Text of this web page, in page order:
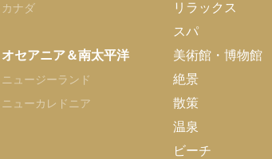
カナダ
オセアニア＆南太平洋
ニュージーランド
ニューカレドニア
リラックス
スパ
美術館・博物館
絶景
散策
温泉
ビーチ